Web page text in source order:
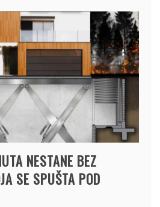
NESTANE BEZ
SE SPUŠTA POD